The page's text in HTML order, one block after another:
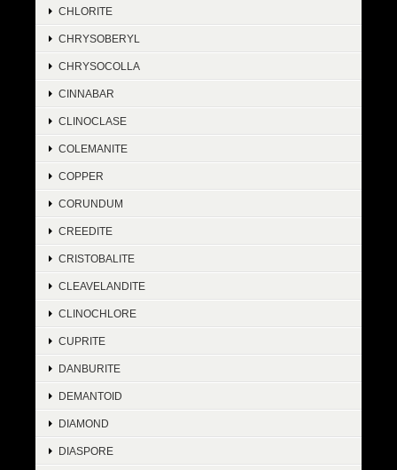
CHLORITE
CHRYSOBERYL
CHRYSOCOLLA
CINNABAR
CLINOCLASE
COLEMANITE
COPPER
CORUNDUM
CREEDITE
CRISTOBALITE
CLEAVELANDITE
CLINOCHLORE
CUPRITE
DANBURITE
DEMANTOID
DIAMOND
DIASPORE